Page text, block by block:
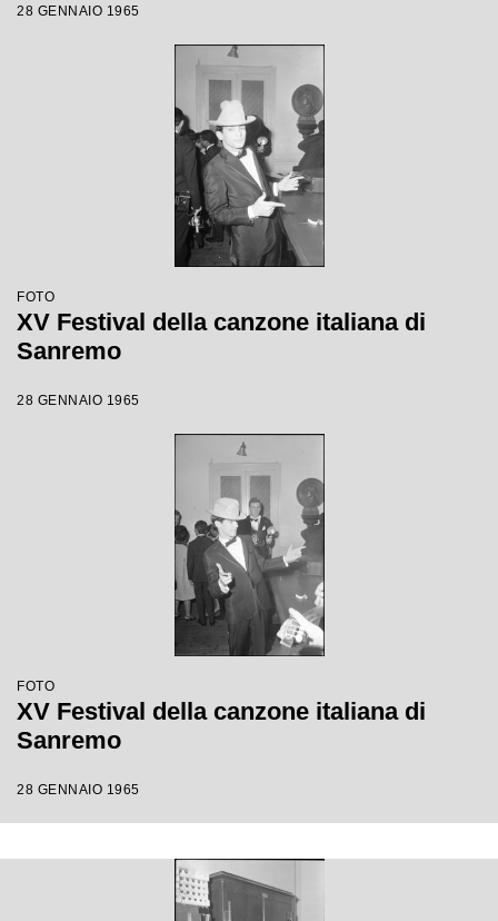
28 GENNAIO 1965
FOTO
XV Festival della canzone italiana di
Sanremo
28 GENNAIO 1965
FOTO
XV Festival della canzone italiana di
Sanremo
28 GENNAIO 1965